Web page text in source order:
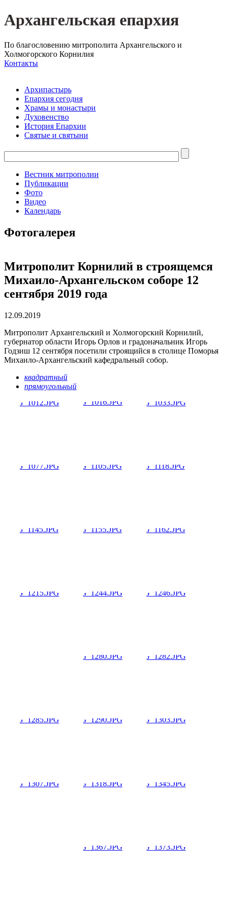
Архангельская епархия
По благословению митрополита Архангельского и
Холмогорского Корнилия
Контакты
Архипастырь
Епархия сегодня
Храмы и монастыри
Духовенство
История Епархии
Святые и святыни
Вестник митрополии
Публикации
Фото
Видео
Календарь
Фотогалерея
Митрополит Корнилий в строящемся
Михаило-Архангельском соборе 12
сентября 2019 года
12.09.2019
Митрополит Архангельский и Холмогорский Корнилий,
губернатор области Игорь Орлов и градоначальник Игорь
Годзиш 12 сентября посетили строящийся в столице Поморья
Михаило-Архангельский кафедральный собор.
квадратный
прямоугольный